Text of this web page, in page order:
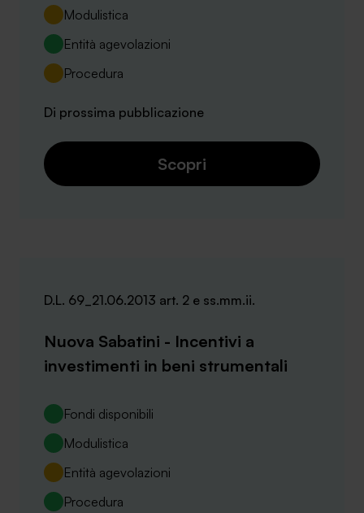
Modulistica
Entità agevolazioni
Procedura
Di prossima pubblicazione
Scopri
D.L. 69_21.06.2013 art. 2 e ss.mm.ii.
Nuova Sabatini - Incentivi a
investimenti in beni strumentali
Fondi disponibili
Modulistica
Entità agevolazioni
Procedura